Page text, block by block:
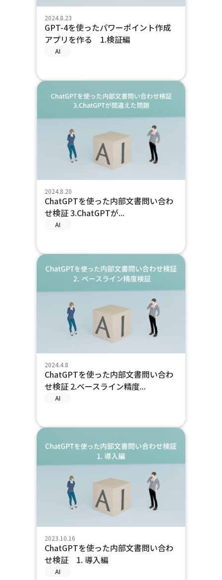
2024.8.23
GPT-4を使ったパワーポイント作成
アプリを作る 1.検証編
AI
2024.8.20
ChatGPTを使った内部文書問い合わ
せ検証 3.ChatGPTが...
AI
2024.4.8
ChatGPTを使った内部文書問い合わ
せ検証 2.ベースライン精度...
AI
2023.10.16
ChatGPTを使った内部文書問い合わ
せ検証 1. 導入編
AI